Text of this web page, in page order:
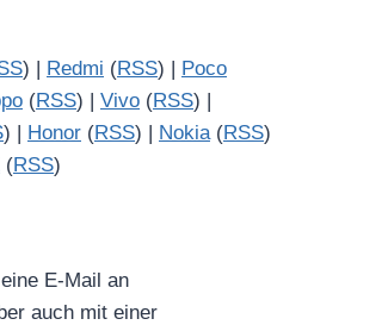
) | Redmi (RSS) | Poco
(RSS) | Vivo (RSS) |
) | Honor (RSS) | Nokia(RSS)
(RSS)
E-Mail an
auch mit einer